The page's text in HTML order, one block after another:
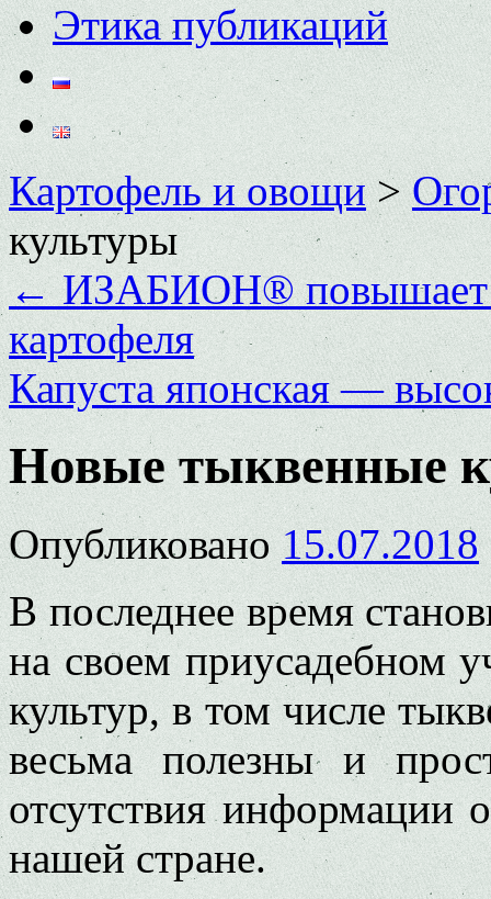
Этика публикаций
Картофель и овощи>
культуры
←ИЗАБИОН® повышает
картофеля
Капуста японская —
Новые тыквенные
Опубликовано 15.07.2018
В последнее время
на своем приусадебном
культур, в том числе
весьма полезны и
отсутствия информации
нашей стране.